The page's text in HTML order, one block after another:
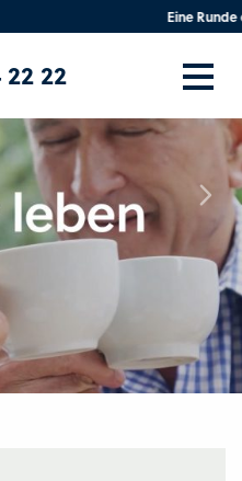
durchs Werk? Dann bitte hier
22
Sie suchen eine Beratung vor Ort?
Beratung